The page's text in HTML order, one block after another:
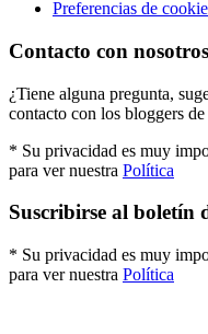
Preferencias de
Contacto con nosotros
¿Tiene alguna pregunta,
contacto con los bloggers
* Su privacidad es muy
para ver nuestra Política
Suscribirse al boletín
* Su privacidad es muy
para ver nuestra Política